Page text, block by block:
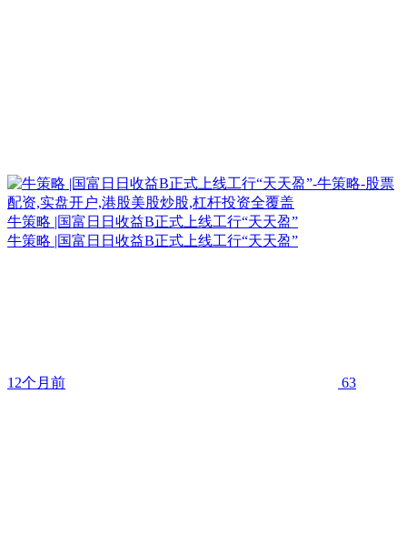
牛策略 |国富日日收益B正式上线工行“天天盈”
牛策略 |国富日日收益B正式上线工行“天天盈”
12个月前 63